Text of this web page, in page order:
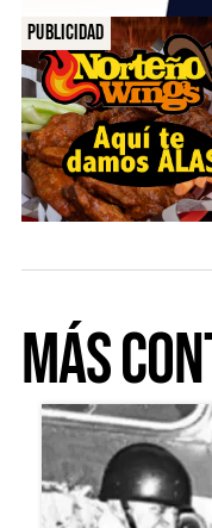
Publicidad
Más